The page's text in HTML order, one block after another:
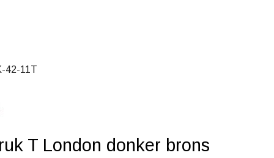
42-11T
T London donker brons